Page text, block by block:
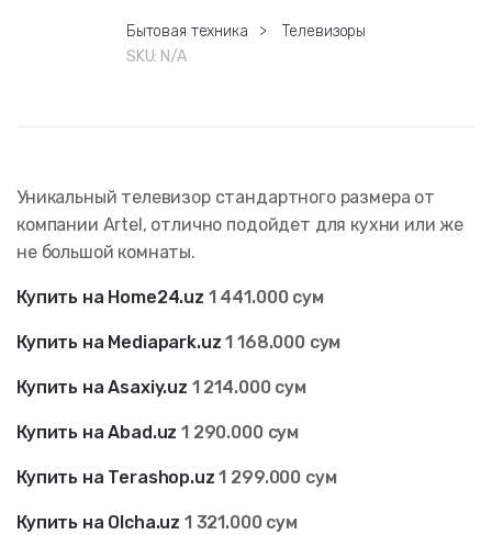
Бытовая техника >
Телевизоры
SKU: N/A
Уникальный телевизор стандартного размера от
компании Artel, отлично подойдет для кухни или же
не большой комнаты.
Купить на Home24.uz 1 441.000 сум
Купить на Mediapark.uz 1 168.000 сум
Купить на Asaxiy.uz 1 214.000 сум
Купить на Abad.uz 1 290.000 сум
Купить на Terashop.uz 1 299.000 сум
Купить на Olcha.uz 1 321.000 сум